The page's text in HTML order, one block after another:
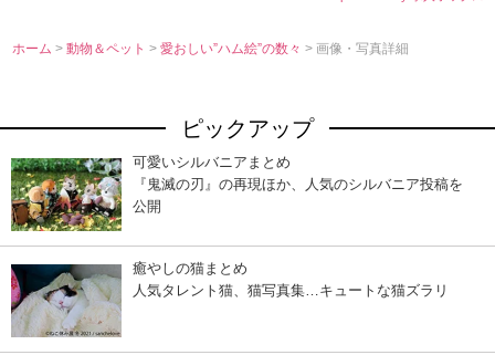
ホーム >動物＆ペット>愛おしい”ハム絵”の数々> 画像・写真詳細
ピックアップ
可愛いシルバニアまとめ
『鬼滅の刃』の再現ほか、人気のシルバニア投稿を
公開
癒やしの猫まとめ
人気タレント猫、猫写真集…キュートな猫ズラリ